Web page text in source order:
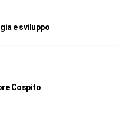
e sviluppo
Cospito